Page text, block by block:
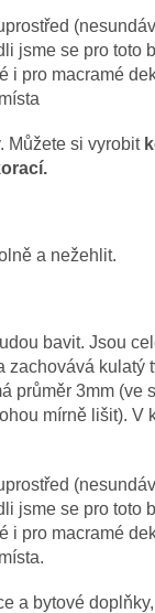
jsme se pro toto
i pro macramé
Můžete si vyrobit
a nežehlit.
bavit. Jsou
zachovává kulatý
průměr 3mm (ve
mírně lišit). V
jsme se pro toto
i pro macramé
a bytové